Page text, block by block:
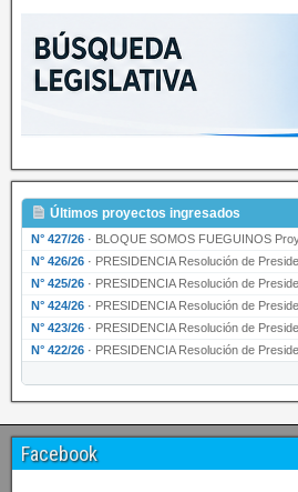
Últimos proyectos ingresados
N° 427/26 · BLOQUE SOMOS FUEGUINOS Proyecto de Declaración
N° 426/26 · PRESIDENCIA Resolución de Presidencia N° 216/
N° 425/26 · PRESIDENCIA Resolución de Presidencia N° 212/26
N° 424/26 · PRESIDENCIA Resolución de Presidencia Nº 210/26
N° 423/26 · PRESIDENCIA Resolución de Presidencia Nº 209/26
N° 422/26 · PRESIDENCIA Resolución de
Facebook